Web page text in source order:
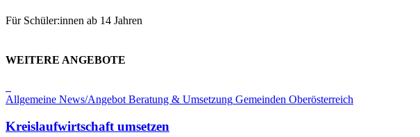
Für Schüler:innen ab 14 Jahren
WEITERE ANGEBOTE
Allgemeine News/Angebot Beratung & Umsetzung Gemeinden Oberösterreich
Kreislaufwirtschaft umsetzen